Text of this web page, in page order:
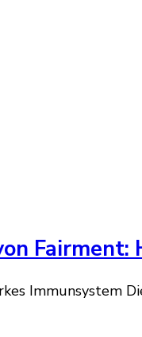
Immunsystem